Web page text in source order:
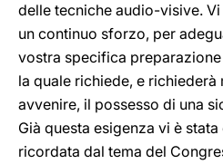
delle tecniche audio-visive.
un continuo sforzo, per
vostra specifica
la quale richiede, e
avvenire, il possesso di una
Già questa esigenza vi è
ricordata dal tema del